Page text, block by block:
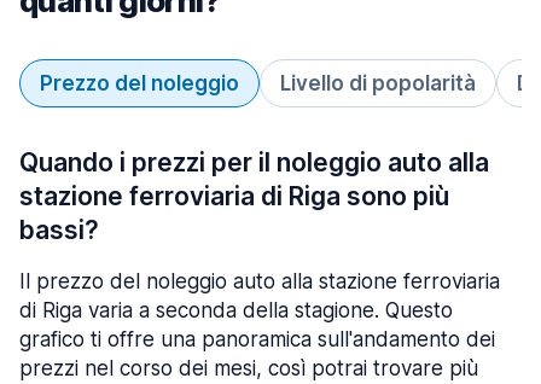
Prezzo del noleggio Livello di popolarità
Quando i prezzi per il noleggio auto alla
stazione ferroviaria di Riga sono più
bassi?
Il prezzo del noleggio auto alla stazione ferroviaria
di Riga varia a seconda della stagione. Questo
grafico ti offre una panoramica sull'andamento dei
prezzi nel corso dei mesi, così potrai trovare più